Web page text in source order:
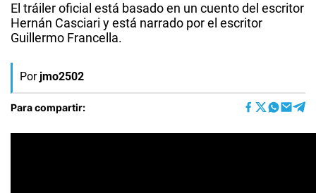
El tráiler oficial está basado en un cuento del escritor
Hernán Casciari y está narrado por el escritor
Guillermo Francella.
Por jmo2502
Para compartir: